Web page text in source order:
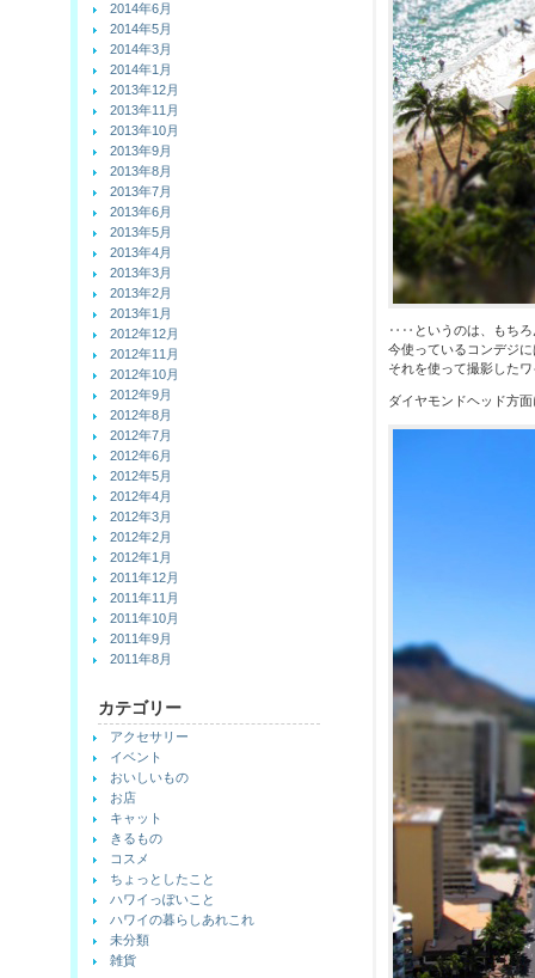
‥‥というのは、もちろ
今使っているコンデジ
それを使って撮影した
ダイヤモンドヘッド方
2014年6月
2014年5月
2014年3月
2014年1月
2013年12月
2013年11月
2013年10月
2013年9月
2013年8月
2013年7月
2013年6月
2013年5月
2013年4月
2013年3月
2013年2月
2013年1月
2012年12月
2012年11月
2012年10月
2012年9月
2012年8月
2012年7月
2012年6月
2012年5月
2012年4月
2012年3月
2012年2月
2012年1月
2011年12月
2011年11月
2011年10月
2011年9月
2011年8月
カテゴリー
アクセサリー
イベント
おいしいもの
お店
キャット
きるもの
コスメ
ちょっとしたこと
ハワイっぽいこと
ハワイの暮らしあれこれ
未分類
雑貨